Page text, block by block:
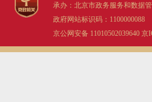
政民互动
承办：北京市政务服务和数据
政府网站标识码：1100000088
京公网安备 11010502039640 京